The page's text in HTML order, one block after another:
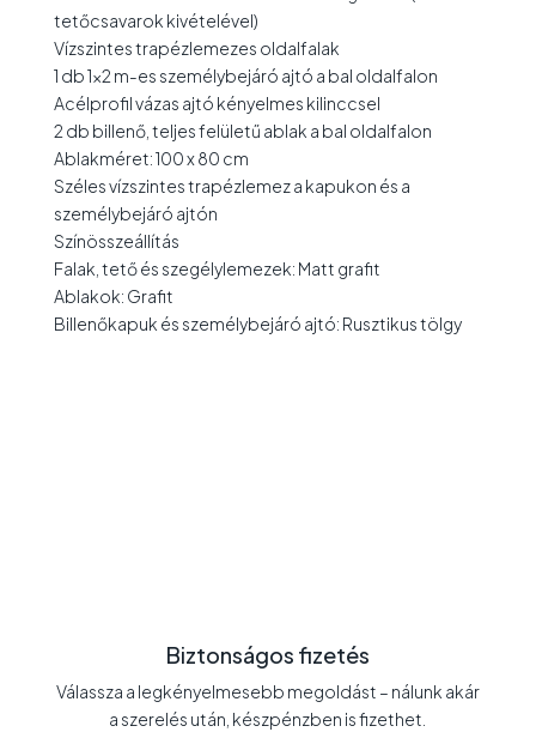
tetőcsavarok kivételével)
Vízszintes trapézlemezes oldalfalak
1 db 1×2 m-es személybejáró ajtó a bal oldalfalon
Acélprofil vázas ajtó kényelmes kilinccsel
2 db billenő, teljes felületű ablak a bal oldalfalon
Ablakméret: 100 x 80 cm
Széles vízszintes trapézlemez a kapukon és a
személybejáró ajtón
Színösszeállítás
Falak, tető és szegélylemezek: Matt grafit
Ablakok: Grafit
Billenőkapuk és személybejáró ajtó: Rusztikus tölgy
Biztonságos fizetés
Válassza a legkényelmesebb megoldást – nálunk akár
a szerelés után, készpénzben is fizethet.